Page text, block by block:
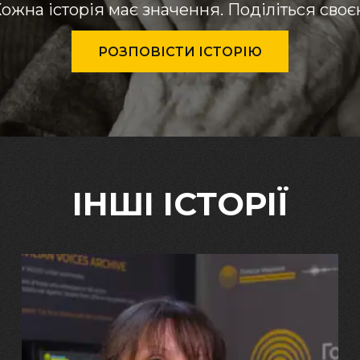
історія має значення. Поділіться
РОЗПОВІСТИ ІСТОРІЮ
ІНШІ ІСТОРІЇ